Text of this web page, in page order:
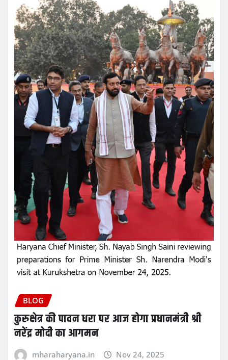
BLOG
कुरुक्षेत्र की पावन धरा पर आज होगा प्रधानमंत्री श्री
नरेंद्र मोदी का आगमन
mharaharyana.in Nov 24, 2025